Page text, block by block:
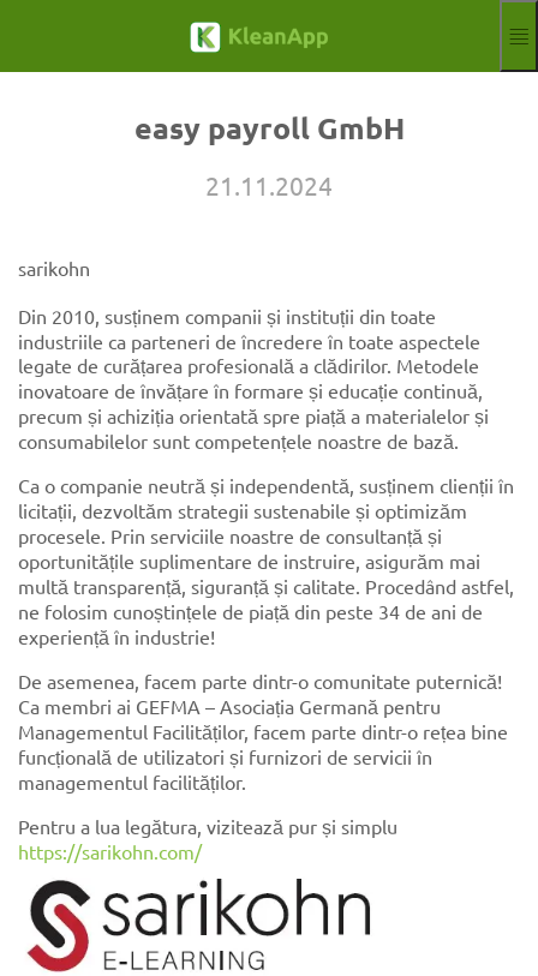
Hilfe
Webinarii
Partener
Semn
Probă gratuită
RO Aktuelle
easy payroll GmbH
21.11.2024
sarikohn
Din 2010, susținem companii și instituții din toate
industriile ca parteneri de încredere în toate aspectele
legate de curățarea profesională a clădirilor. Metodele
inovatoare de învățare în formare și educație continuă,
precum și achiziția orientată spre piață a materialelor și
consumabilelor sunt competențele noastre de bază.
Ca o companie neutră și independentă, susținem clienții în
licitații, dezvoltăm strategii sustenabile și optimizăm
procesele. Prin serviciile noastre de consultanță și
oportunitățile suplimentare de instruire, asigurăm mai
multă transparență, siguranță și calitate. Procedând astfel,
ne folosim cunoștințele de piață din peste 34 de ani de
experiență în industrie!
De asemenea, facem parte dintr-o comunitate puternică!
Ca membri ai GEFMA – Asociația Germană pentru
Managementul Facilităților, facem parte dintr-o rețea bine
funcțională de utilizatori și furnizori de servicii în
managementul facilităților.
Pentru a lua legătura, vizitează pur și simplu
https://sarikohn.com/